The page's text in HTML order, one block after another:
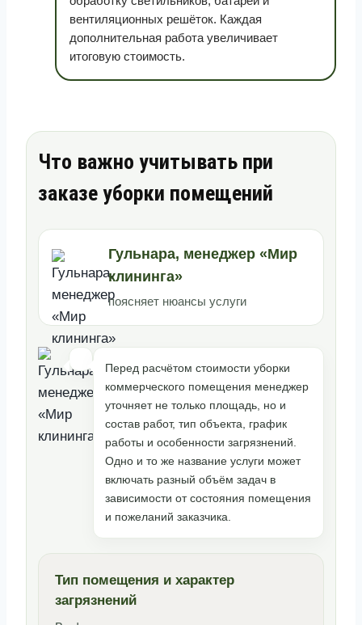
вентиляционных решёток. Каждая
дополнительная работа увеличивает
итоговую стоимость.
Что важно учитывать при
заказе уборки помещений
Гульнара, менеджер «Мир
клининга»
поясняет нюансы услуги
Перед расчётом стоимости уборки
коммерческого помещения менеджер
уточняет не только площадь, но и
состав работ, тип объекта, график
работы и особенности загрязнений.
Одно и то же название услуги может
включать разный объём задач в
зависимости от состояния помещения
и пожеланий заказчика.
Тип помещения и характер
загрязнений